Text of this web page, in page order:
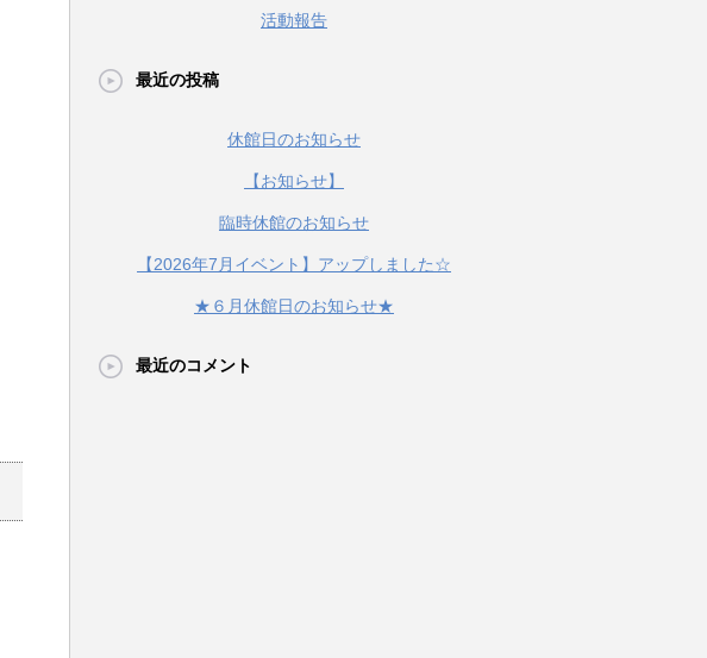
活動報告
最近の投稿
休館日のお知らせ
【お知らせ】
臨時休館のお知らせ
【2026年7月イベント】アップしました☆
★６月休館日のお知らせ★
最近のコメント